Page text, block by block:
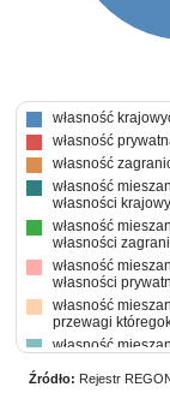
własność
własność
własność
własność
własności
własność
własności
własność
własności
własność
przewagi
własność
własności
Źródło: Rejestr